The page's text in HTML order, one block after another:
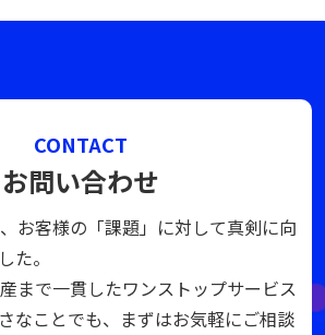
CONTACT
お問い合わせ
お客様の「課題」に対して真剣に向
た。
まで一貫したワンストップサービス
なことでも、まずはお気軽にご相談